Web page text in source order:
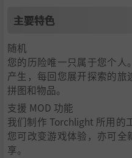
主要特色
随机
您的历险唯一只属于您个
产生，每回您展开探索的旅
拼图和物品。
支援 MOD 功能
我们制作 Torchlight 所用的
您可改变游戏体验，亦可
享。